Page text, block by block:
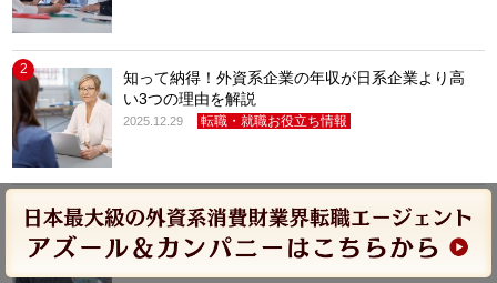
2
知って納得！外資系企業の年収が日系企業より高
い3つの理由を解説
2025.12.29 転職・就職お役立ち情報
外資系企業で活躍できるのはこんな人！外資系に
向いている人・向かない人12個の特徴
2025.12.29 転職・就職お役立ち情報